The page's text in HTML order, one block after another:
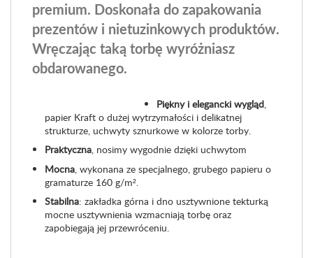
premium. Doskonała do zapakowania
prezentów i nietuzinkowych produktów.
Wręczając taką torbę wyróżniasz
obdarowanego.
Piękny i elegancki wygląd,
papier Kraft o dużej wytrzymałości i delikatnej
strukturze, uchwyty sznurkowe w kolorze torby.
Praktyczna, nosimy wygodnie dzięki uchwytom
Mocna , wykonana ze specjalnego, grubego papieru o
gramaturze 160 g/m².
Stabilna: zakładka górna i dno usztywnione tekturką
mocne usztywnienia wzmacniają torbę oraz
zapobiegają jej przewróceniu.